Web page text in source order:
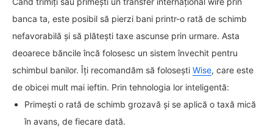
banca ta, este posibil să pierzi bani printr-o rată de schimb
nefavorabilă și să plătești taxe ascunse prin urmare. Asta
deoarece băncile încă folosesc un sistem învechit pentru
schimbul banilor. Îți recomandăm să folosești Wise, care este
de obicei mult mai ieftin. Prin tehnologia lor inteligentă:
Primești o rată de schimb grozavă și se aplică o taxă mică
în avans, de fiecare dată.